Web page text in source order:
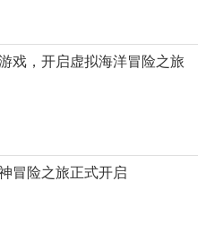
戏，开启虚拟海洋冒险之旅
冒险之旅正式开启